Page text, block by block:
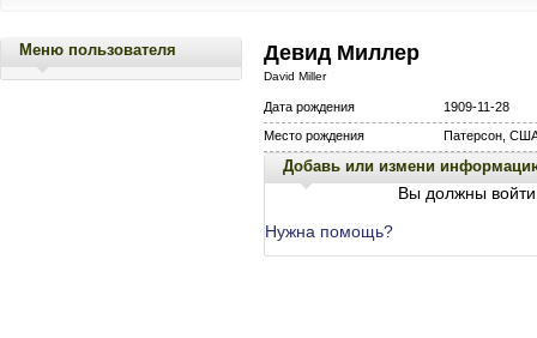
Меню пользователя Девид Миллер
David Miller
Дата рождения
1909-11-28
Место рождения
Патерсон,
Добавь или измени
Вы должны
Нужна помощь?